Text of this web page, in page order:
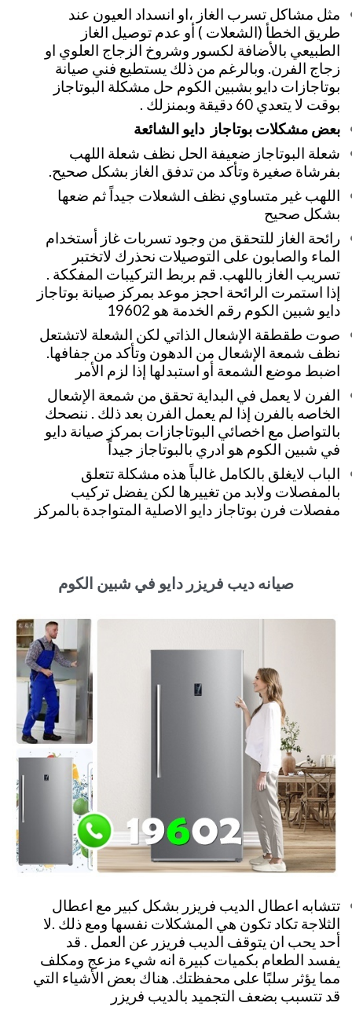
مثل مشاكل تسرب الغاز ،او انسداد العيون عند
طريق الخطأ (الشعلات ) أو عدم توصيل الغاز
الطبيعي بالأضافة لكسور وشروخ الزجاج العلوي او
زجاج الفرن. وبالرغم من ذلك يستطيع فني صيانة
بوتاجازات دايو بشبين الكوم حل مشكلة البوتاجاز
بوقت لا يتعدي 60 دقيقة وبمنزلك .
بعض مشكلات بوتاجاز دايو الشائعة
شعلة البوتاجاز ضعيفة الحل نظف شعلة اللهب
بفرشاة صغيرة وتأكد من تدفق الغاز بشكل صحيح.
اللهب غير متساوي نظف الشعلات جيداً ثم ضعها
بشكل صحيح
رائحة الغاز للتحقق من وجود تسربات غاز أستخدام
الماء والصابون على التوصيلات نحذرك لاتختبر
تسريب الغاز باللهب. قم بربط التركيبات المفككة .
إذا استمرت الرائحة احجز موعد بمركز صيانة بوتاجاز
دايو شبين الكوم رقم الخدمة هو 19602
صوت طقطقة الإشعال الذاتي لكن الشعلة لاتشتعل
نظف شمعة الإشعال من الدهون وتأكد من جفافها.
اضبط موضع الشمعة أو استبدلها إذا لزم الأمر
الفرن لا يعمل في البداية تحقق من شمعة الإشعال
الخاصه بالفرن إذا لم يعمل الفرن بعد ذلك . ننصحك
بالتواصل مع اخصائي البوتاجازات بمركز صيانة دايو
في شبين الكوم هو ادري بالبوتاجاز جيداً
الباب لايغلق بالكامل غالباً هذه مشكلة تتعلق
بالمفصلات ولابد من تغييرها لكن يفضل تركيب
مفصلات فرن بوتاجاز دايو الاصلية المتواجدة بالمركز
صيانه ديب فريزر دايو في شبين الكوم
تتشابه اعطال الديب فريزر بشكل كبير مع اعطال
الثلاجة تكاد تكون هي المشكلات نفسها ومع ذلك .لا
أحد يحب ان يتوقف الديب فريزر عن العمل . قد
يفسد الطعام بكميات كبيرة انه شيء مزعج ومكلف
مما يؤثر سلبًا على محفظتك. هناك بعض الأشياء التي
قد تتسبب بضعف التجميد بالديب فريزر